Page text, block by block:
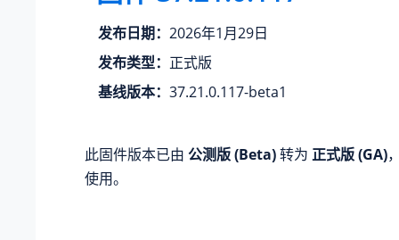
发布日期： 2026年1月29日
发布类型： 正式版
基线版本： 37.21.0.117-beta1
此固件版本已由 公测版 (Beta)转为 正式版 (GA)
使用。